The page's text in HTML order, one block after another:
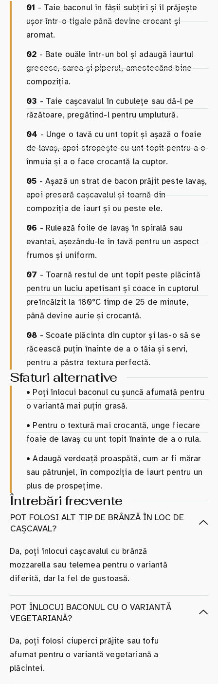
01 - Taie baconul în fâșii subțiri și îl prăjește
ușor într-o tigaie până devine crocant și
aromat.
02 - Bate ouăle într-un bol și adaugă iaurtul
grecesc, sarea și piperul, amestecând bine
compoziția.
03 - Taie cașcavalul în cubulețe sau dă-l pe
răzătoare, pregătind-l pentru umplutură.
04 - Unge o tavă cu unt topit și așază o foaie
de lavaș, apoi stropește cu unt topit pentru a o
înmuia și a o face crocantă la cuptor.
05 - Așază un strat de bacon prăjit peste lavaș,
apoi presară cașcavalul și toarnă din
compoziția de iaurt și ou peste ele.
06 - Rulează foile de lavaș în spirală sau
evantai, așezându-le în tavă pentru un aspect
frumos și uniform.
07 - Toarnă restul de unt topit peste plăcintă
pentru un luciu apetisant și coace în cuptorul
preîncălzit la 180°C timp de 25 de minute,
până devine aurie și crocantă.
08 - Scoate plăcinta din cuptor și las-o să se
răcească puțin înainte de a o tăia și servi,
pentru a păstra textura perfectă.
Sfaturi alternative
• Poți înlocui baconul cu șuncă afumată pentru
o variantă mai puțin grasă.
• Pentru o textură mai crocantă, unge fiecare
foaie de lavaș cu unt topit înainte de a o rula.
• Adaugă verdeață proaspătă, cum ar fi mărar
sau pătrunjel, în compoziția de iaurt pentru un
plus de prospețime.
Întrebări frecvente
POT FOLOSI ALT TIP DE BRÂNZĂ ÎN LOC DE
CAȘCAVAL?
Da, poți înlocui cașcavalul cu brânză
mozzarella sau telemea pentru o variantă
diferită, dar la fel de gustoasă.
POT ÎNLOCUI BACONUL CU O VARIANTĂ
VEGETARIANĂ?
Da, poți folosi ciuperci prăjite sau tofu
afumat pentru o variantă vegetariană a
plăcintei.